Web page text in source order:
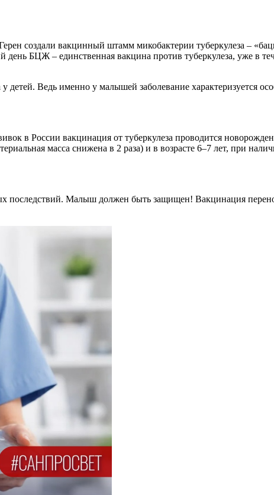
создали вакцинный штамм микобактерии туберкулеза –
день БЦЖ – единственная вакцина против туберкулеза, уже в
детей. Ведь именно у малышей заболевание характеризуется
в России вакцинация от туберкулеза проводится
масса снижена в 2 раза) и в возрасте 6–7 лет, при
последствий. Малыш должен быть защищен! Вакцинация